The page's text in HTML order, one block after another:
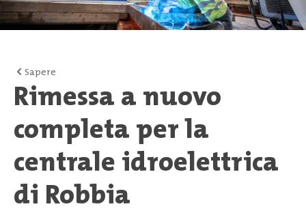
Sapere
Rimessa a nuovo
completa per la
centrale idroelettrica
di Robbia